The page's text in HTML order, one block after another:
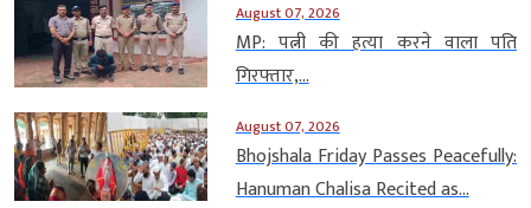
August 07, 2026
MP: पत्नी की हत्या करने वाला पति
गिरफ्तार,...
August 07, 2026
Bhojshala Friday Passes Peacefully:
Hanuman Chalisa Recited as...